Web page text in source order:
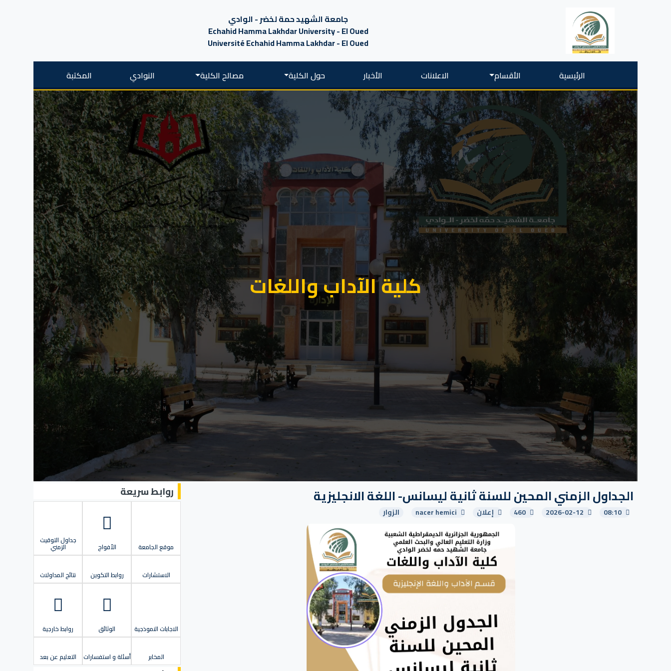
جامعة الشهيد حمة لخضر - الوادي
Echahid Hamma Lakhdar University - El Oued
Université Echahid Hamma Lakhdar - El Oued
الرئيسية الأقسام الاعلانات الأخبار حول الكلية مصالح الكلية النوادي المكتبة
كلية الآداب واللغات
الجداول الزمني المحين للسنة ثانية ليسانس- اللغة الانجليزية
08:10
2026-02-12
460 إعلان nacer hemici الزوار
روابط سريعة
موقع الجامعة الأفواج
جداول التوقيت
الزمني
الاستشارات روابط التكوين نتائج المداولات
الاجابات النموذجية الوثائق روابط خارجية
المخابر أسئلة و استفسارات التعليم عن بعد